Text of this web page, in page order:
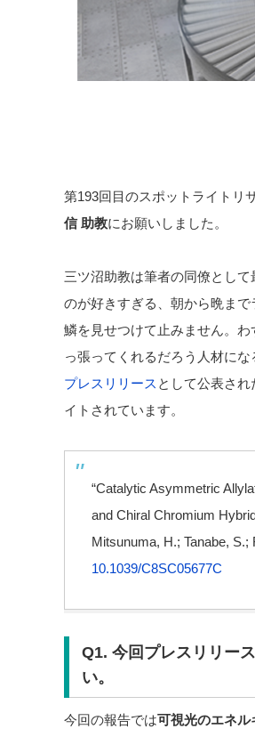
第193回目のスポットライトリ
信 助教にお願いしました。
三ツ沼助教は筆者の同僚とし
のが好きすぎる、朝から晩ま
鱗を見せつけて止みません。
っ張ってくれるだろう人材に
プレスリリース として公表さ
イトされています。
“Catalytic Asymmetric
and Chiral Chromium
Mitsunuma, H.; Tanabe,
10.1039/C8SC05677C
Q1. 今回プレスリリー
い。
今回の報告では可視光のエネ